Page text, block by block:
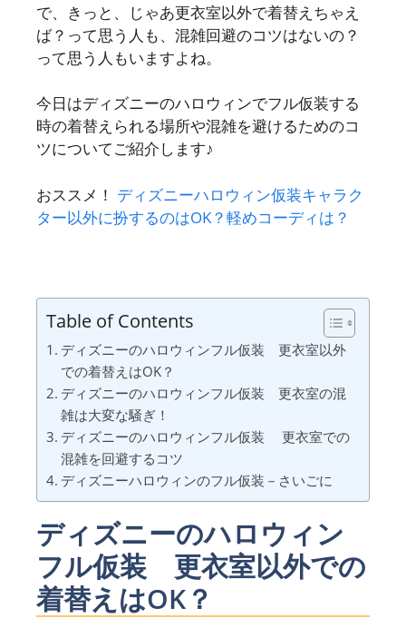
で、きっと、じゃあ更衣室以外で着替えちゃえ
ば？って思う人も、混雑回避のコツはないの？
って思う人もいますよね。
今日はディズニーのハロウィンでフル仮装する
時の着替えられる場所や混雑を避けるためのコ
ツについてご紹介します♪
おススメ！ ディズニーハロウィン仮装キャラク
ター以外に扮するのはOK？軽めコーディは？
Table of Contents
ディズニーのハロウィンフル仮装 更衣室以外
での着替えはOK？
ディズニーのハロウィンフル仮装 更衣室の混
雑は大変な騒ぎ！
ディズニーのハロウィンフル仮装 更衣室での
混雑を回避するコツ
ディズニーハロウィンのフル仮装－さいごに
ディズニーのハロウィン
フル仮装 更衣室以外での
着替えはOK？